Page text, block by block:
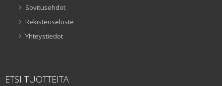
Sovitusehdot
Rekisteriseloste
Yhteystiedot
ETSI TUOTTEITA